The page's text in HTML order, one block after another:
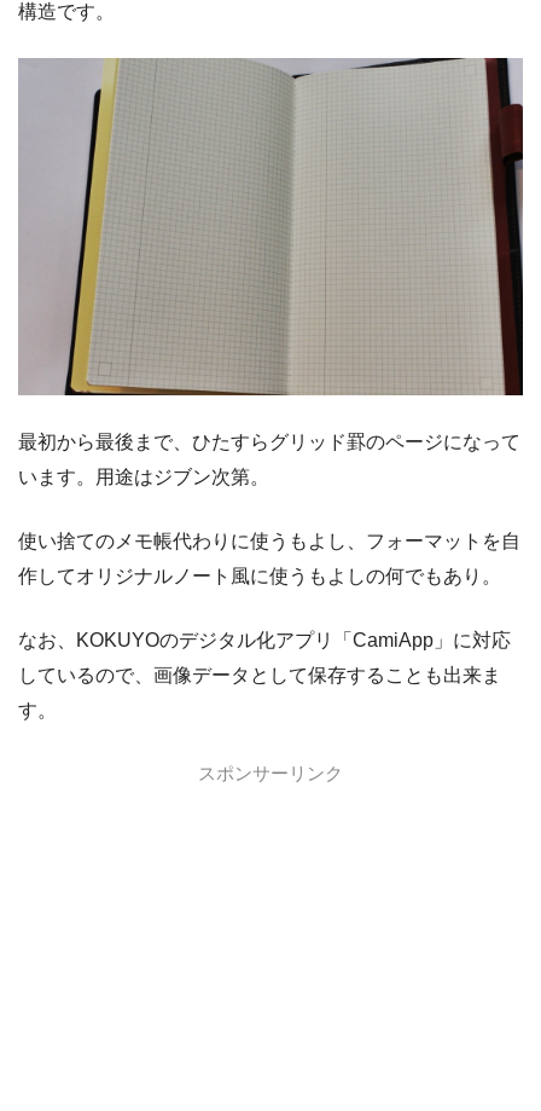
構造です。
最初から最後まで、ひたすらグリッド罫のページになって
います。用途はジブン次第。
使い捨てのメモ帳代わりに使うもよし、フォーマットを自
作してオリジナルノート風に使うもよしの何でもあり。
なお、KOKUYOのデジタル化アプリ「CamiApp」に対応
しているので、画像データとして保存することも出来ま
す。
スポンサーリンク